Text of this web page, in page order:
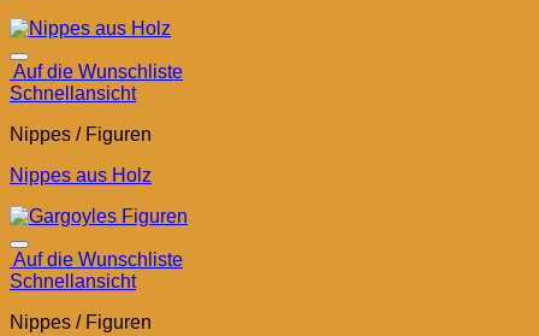
Auf die Wunschliste
Schnellansicht
Nippes / Figuren
Nippes aus Holz
Auf die Wunschliste
Schnellansicht
Nippes / Figuren